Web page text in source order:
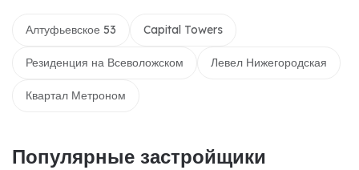
Алтуфьевское 53 Capital Towers
Резиденция на Всеволожском Левел Нижегородская
Квартал Метроном
Популярные застройщики